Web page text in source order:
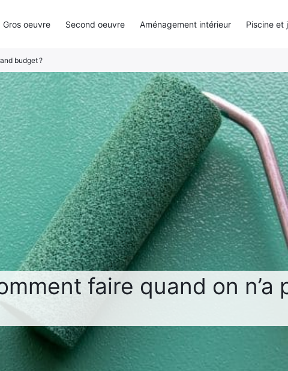
faire quand on n’a
budget ?
Gros oeuvre Second oeuvre Aménagement intérieur Piscine et